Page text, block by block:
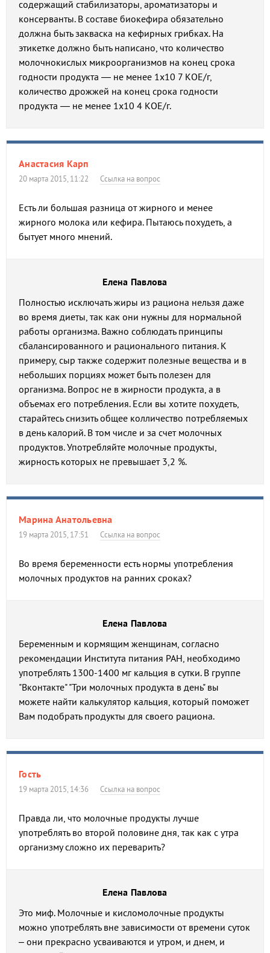
содержащий стабилизаторы, ароматизаторы и
консерванты. В составе биокефира обязательно
должна быть закваска на кефирных грибках. На
этикетке должно быть написано, что количество
молочнокислых микроорганизмов на конец срока
годности продукта — не менее 1х10 7 КОЕ/г,
количество дрожжей на конец срока годности
продукта — не менее 1х10 4 КОЕ/г.
Анастасия Карп
20 марта 2015, 11:22 Ссылка на вопрос
Есть ли большая разница от жирного и менее
жирного молока или кефира. Пытаюсь похудеть, а
бытует много мнений.
Елена Павлова
Полностью исключать жиры из рациона нельзя даже
во время диеты, так как они нужны для нормальной
работы организма. Важно соблюдать принципы
сбалансированного и рационального питания. К
примеру, сыр также содержит полезные вещества и в
небольших порциях может быть полезен для
организма. Вопрос не в жирности продукта, а в
объемах его потребления. Если вы хотите похудеть,
старайтесь снизить общее колличество потребляемых
в день калорий. В том числе и за счет молочных
продуктов. Употребляйте молочные продукты,
жирность которых не превышает 3,2 %.
Марина Анатольевна
19 марта 2015, 17:51 Ссылка на вопрос
Во время беременности есть нормы употребления
молочных продуктов на ранних сроках?
Елена Павлова
Беременным и кормящим женщинам, согласно
рекомендации Института питания РАН, необходимо
употреблять 1300-1400 мг кальция в сутки. В группе
"Вконтакте" "Три молочных продукта в день" вы
можете найти калькулятор кальция, который поможет
Вам подобрать продукты для своего рациона.
Гость
19 марта 2015, 14:36 Ссылка на вопрос
Правда ли, что молочные продукты лучше
употреблять во второй половине дня, так как с утра
организму сложно их переварить?
Елена Павлова
Это миф. Молочные и кисломолочные продукты
можно употреблять вне зависимости от времени суток
– они прекрасно усваиваются и утром, и днем, и